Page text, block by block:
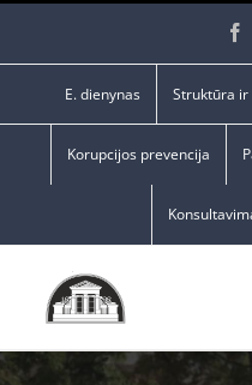
E. dienynas Struktūra ir
Korupcijos prevencija